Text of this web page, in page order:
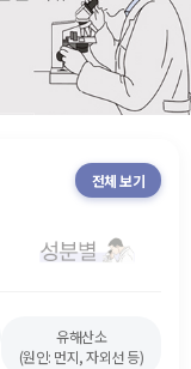
전체 보기
유해산소
(원인: 먼지, 자외선 등)